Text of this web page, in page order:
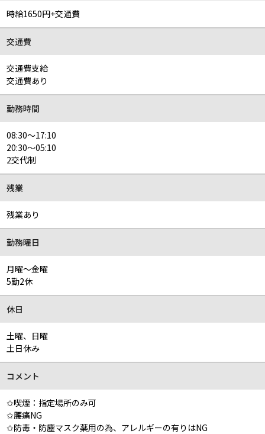
時給1650円+交通費
交通費
交通費支給
交通費あり
勤務時間
08:30～17:10
20:30～05:10
2交代制
残業
残業あり
勤務曜日
月曜～金曜
5勤2休
休日
土曜、日曜
土日休み
コメント
✩喫煙：指定場所のみ可
✩腰痛NG
✩防毒・防塵マスク薬用の為、アレルギーの有りはNG